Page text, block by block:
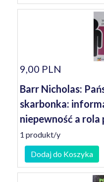
9,00 PLN
Barr Nicholas:
skarbonka:
niepewność a rola
1 produkt/y
Dodaj do Koszyka